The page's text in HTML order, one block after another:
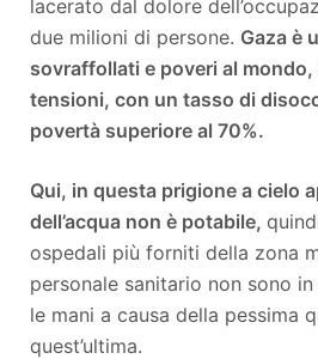
lacerato dal dolore
due milioni di persone. Gaza è
sovraffollati e poveri al
tensioni, con un tasso di
povertà superiore al 70%.
Qui, in questa prigione a cielo
dell’acqua non è potabile,
ospedali più forniti della zona
personale sanitario non sono
le mani a causa della pessima
quest’ultima.